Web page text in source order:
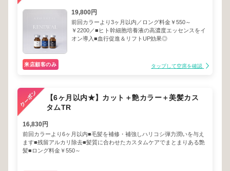
19,800円
前回カラーより3ヶ月以内／ロング料金￥550～
￥2200／■ヒト幹細胞培養液の高濃度エッセンスをイ
オン導入■血行促進＆リフトUP効果◎
来店顧客のみ タップして空席を確認
【6ヶ月以内★】カット＋艶カラー＋美髪カス
タムTR
16,830円
前回カラーより6ヶ月以内■毛髪を補修・補強しハリコシ弾力潤いを与え
ます■残留アルカリ除去■髪質に合わせたカスタムケアでまとまりある艶
髪■ロング料金￥550～